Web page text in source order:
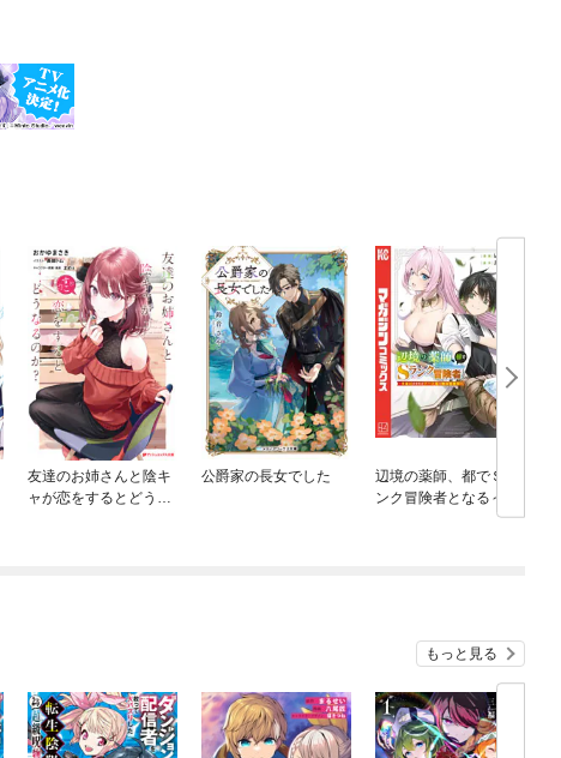
友達のお姉さんと陰キ
ャが恋をするとどうな
公爵家の長女でした
辺境の薬師、都でＳラ
ンク冒険者となる～英
雄村の少年がチート薬
もっと見る